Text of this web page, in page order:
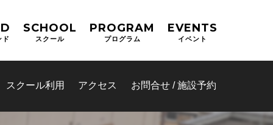
ド
SCHOOL
スクール
PROGRAM
プログラム
EVENTS
イベント
スクール利用 アクセス お問合せ / 施設予約